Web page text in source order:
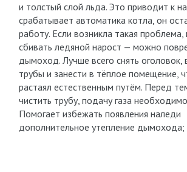
и толстый слой льда. Это приводит к
срабатывает автоматика котла, он
работу. Если возникла такая проблема,
сбивать ледяной нарост — можно
дымоход. Лучше всего снять оголовок,
трубы и занести в тёплое помещение,
растаял естественным путём. Перед
чистить трубу, подачу газа
Помогает избежать появления наледи
дополнительное утепление дымохода;